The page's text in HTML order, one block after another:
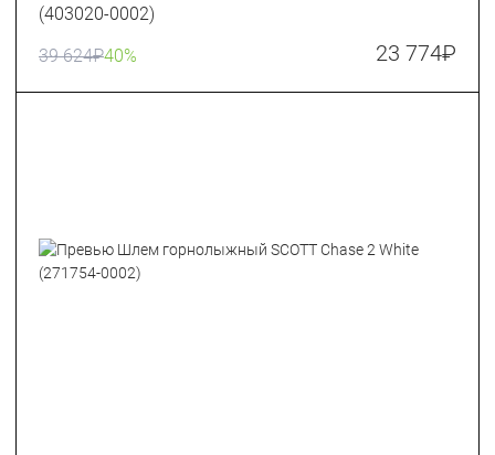
(403020-0002)
39 624₽40% 23 774₽